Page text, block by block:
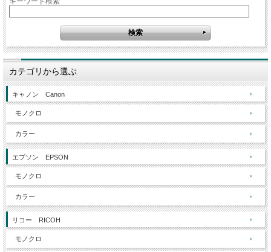
カテゴリから選ぶ
キャノン Canon
モノクロ
カラー
エプソン EPSON
モノクロ
カラー
リコー RICOH
モノクロ